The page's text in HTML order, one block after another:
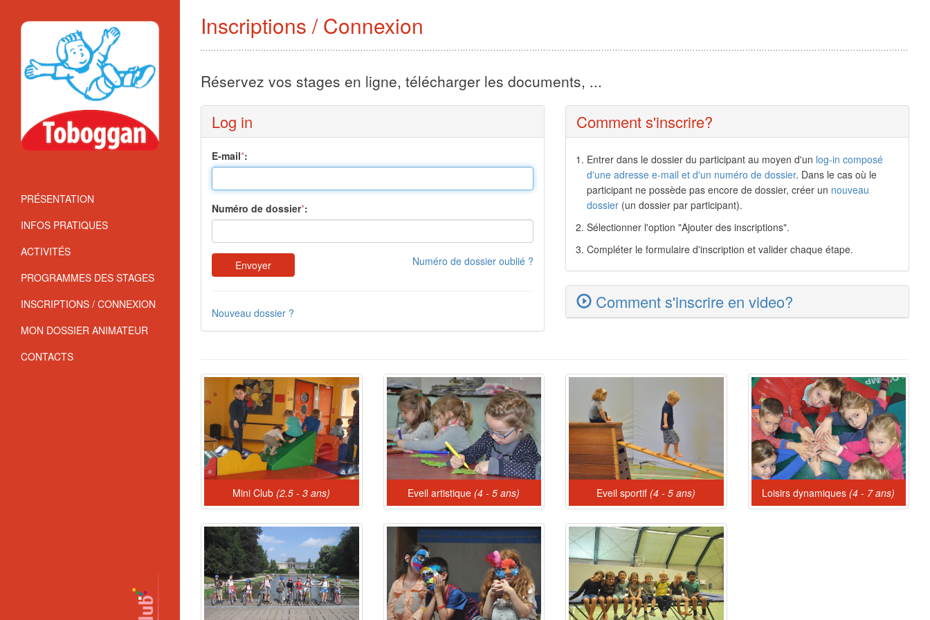
PRÉSENTATION
INFOS PRATIQUES
ACTIVITÉS
PROGRAMMES DES STAGES
INSCRIPTIONS / CONNEXION
MON DOSSIER ANIMATEUR
CONTACTS
Inscriptions / Connexion
Réservez vos stages en ligne, télécharger les documents, ...
Log in
E-mail*:
Numéro de dossier*:
Numéro de dossier oublié ?
Nouveau dossier ?
Comment s'inscrire?
Entrer dans le dossier du participant au moyen d'un log-in composé
d'une adresse e-mail et d'un numéro de dossier. Dans le cas où le
participant ne possède pas encore de dossier, créer un nouveau
dossier (un dossier par participant).
Sélectionner l'option "Ajouter des inscriptions".
Compléter le formulaire d'inscription et valider chaque étape.
Comment s'inscrire en video?
Mini Club (2.5 - 3 ans) Eveil artistique (4 - 5 ans) Eveil sportif (4 - 5 ans) Loisirs dynamiques (4 - 7 ans)